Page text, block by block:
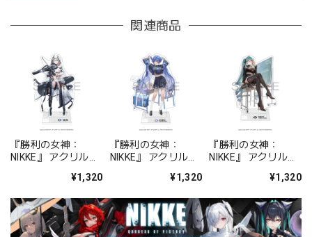
関連商品
『勝利の女神：
NIKKE』 アクリルス
¥1,320
『勝利の女神：
NIKKE』 アクリルス
ォーチュンメイト
¥1,320
『勝利の女神：
NIKKE』 アクリルス
シャープレッスン
¥1,320